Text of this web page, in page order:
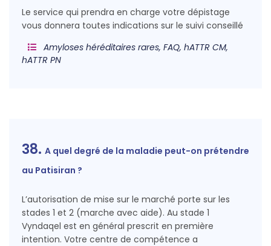
Le service qui prendra en charge votre dépistage
vous donnera toutes indications sur le suivi conseillé
Amyloses héréditaires rares, FAQ, hATTR CM,
hATTR PN
38. A quel degré de la maladie peut-on prétendre
au Patisiran ?
L’autorisation de mise sur le marché porte sur les
stades 1 et 2 (marche avec aide). Au stade 1
Vyndaqel est en général prescrit en première
intention. Votre centre de compétence a